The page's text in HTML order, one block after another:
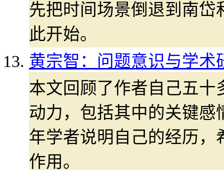
先把时间场景倒退到南岱
此开始。
黄宗智：问题意识与学术
本文回顾了作者自己五
动力，包括其中的关键
年学者说明自己的经历
作用。